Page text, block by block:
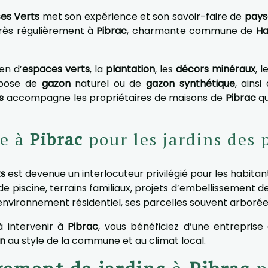
Verts met son expérience et son savoir-faire de
régulièrement à Pibrac, charmante commune de
d’espaces verts, la plantation, les décors minéraux,
de gazonnaturel ou degazon synthétique, ainsi
accompagne les propriétaires de maisons de Pibrac
à Pibrac pour les jardins des
est devenue un interlocuteur privilégié pour les
piscine, terrains familiaux, projets d’embellissement
résidentiel, ses parcelles souvent
intervenir à Pibrac, vous bénéficiez d’une
au style de la commune et au climat local.